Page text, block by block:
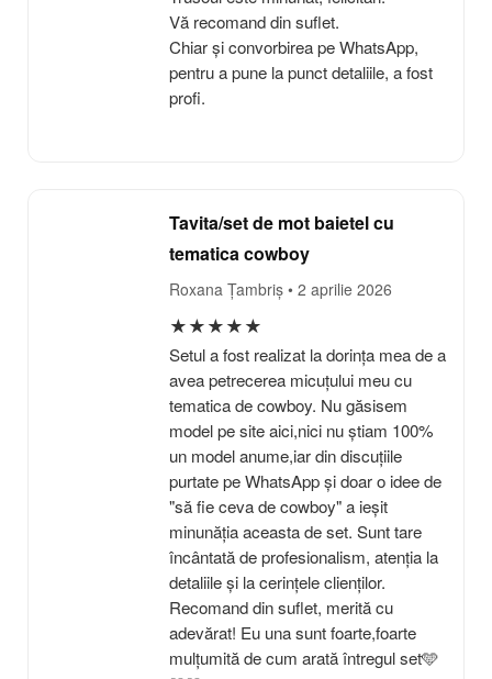
Vă recomand din suflet.
Chiar și convorbirea pe WhatsApp,
pentru a pune la punct detaliile, a fost
profi.
Tavita/set de mot baietel cu
tematica cowboy
Roxana Țambriș • 2 aprilie 2026
★★★★★
Setul a fost realizat la dorința mea de a
avea petrecerea micuțului meu cu
tematica de cowboy. Nu găsisem
model pe site aici,nici nu știam 100%
un model anume,iar din discuțiile
purtate pe WhatsApp și doar o idee de
"să fie ceva de cowboy" a ieșit
minunăția aceasta de set. Sunt tare
încântată de profesionalism, atenția la
detaliile și la cerințele clienților.
Recomand din suflet, merită cu
adevărat! Eu una sunt foarte,foarte
mulțumită de cum arată întregul set🩵